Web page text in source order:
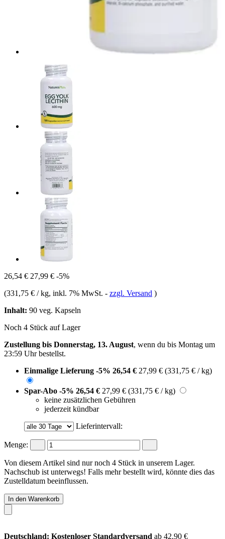
26,54 € 27,99 € -5%
(331,75 € / kg, inkl. 7% MwSt. - zzgl. Versand )
Inhalt: 90 veg. Kapseln
Noch 4 Stück auf Lager
Zustellung bis Donnerstag, 13. August, wenn du bis Montag um
23:59 Uhrbestellst.
Einmalige Lieferung -5% 26,54 € 27,99 € (331,75 € / kg)
Spar-Abo -5% 26,54 € 27,99 € (331,75 € / kg)
keine zusätzlichen Gebühren
jederzeit kündbar
Lieferintervall:
Menge:
Von diesem Artikel sind nur noch 4 Stück in unserem Lager.
Nachschub ist unterwegs! Falls mehr bestellt wird, könnte dies das
Zustelldatum beeinflussen.
In den Warenkorb
Deutschland: Kostenloser Standardversand ab 42,90 €